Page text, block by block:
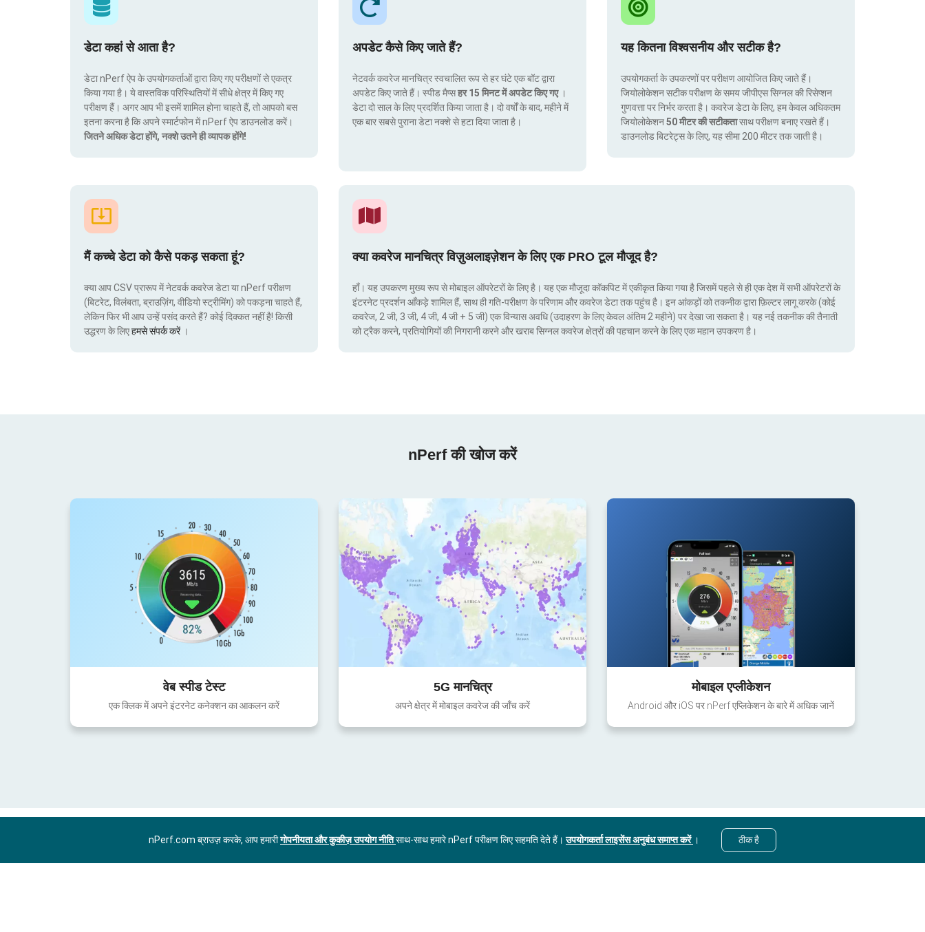
डेटा कहां से आता है?
डेटा nPerf ऐप के उपयोगकर्ताओं द्वारा किए गए परीक्षणों से एकत्र
किया गया है। ये वास्तविक परिस्थितियों में सीधे क्षेत्र में किए गए
परीक्षण हैं। अगर आप भी इसमें शामिल होना चाहते हैं, तो आपको बस
इतना करना है कि अपने स्मार्टफोन में nPerf ऐप डाउनलोड करें।
जितने अधिक डेटा होंगे, नक्शे उतने ही व्यापक होंगे!
अपडेट कैसे किए जाते हैं?
नेटवर्क कवरेज मानचित्र स्वचालित रूप से हर घंटे एक बॉट द्वारा
अपडेट किए जाते हैं। स्पीड मैप्सहर 15 मिनट में अपडेट किए गए ।
डेटा दो साल के लिए प्रदर्शित किया जाता है। दो वर्षों के बाद, महीने में
एक बार सबसे पुराना डेटा नक्शे से हटा दिया जाता है।
यह कितना विश्वसनीय और सटीक है?
उपयोगकर्ता के उपकरणों पर परीक्षण आयोजित किए जाते हैं।
जियोलोकेशन सटीक परीक्षण के समय जीपीएस सिग्नल की रिसेप्शन
गुणवत्ता पर निर्भर करता है। कवरेज डेटा के लिए, हम केवल अधिकतम
जियोलोकेशन50 मीटर की सटीकतासाथ परीक्षण बनाए रखते हैं।
डाउनलोड बिटरेट्स के लिए, यह सीमा 200 मीटर तक जाती है।
मैं कच्चे डेटा को कैसे पकड़ सकता हूं?
क्या आप CSV प्रारूप में नेटवर्क कवरेज डेटा या nPerf परीक्षण
(बिटरेट, विलंबता, ब्राउज़िंग, वीडियो स्ट्रीमिंग) को पकड़ना चाहते हैं,
लेकिन फिर भी आप उन्हें पसंद करते हैं? कोई दिक्कत नहीं है! किसी
उद्धरण के लिएहमसे संपर्क करें ।
क्या कवरेज मानचित्र विज़ुअलाइज़ेशन के लिए एक PRO टूल मौजूद है?
हाँ। यह उपकरण मुख्य रूप से मोबाइल ऑपरेटरों के लिए है। यह एक मौजूदा कॉकपिट में एकीकृत किया गया है जिसमें पहले से ही एक देश में सभी ऑपरेटरों के
इंटरनेट प्रदर्शन आँकड़े शामिल हैं, साथ ही गति-परीक्षण के परिणाम और कवरेज डेटा तक पहुंच है। इन आंकड़ों को तकनीक द्वारा फ़िल्टर लागू करके (कोई
कवरेज, 2 जी, 3 जी, 4 जी, 4 जी + 5 जी) एक विन्यास अवधि (उदाहरण के लिए केवल अंतिम 2 महीने) पर देखा जा सकता है। यह नई तकनीक की तैनाती
को ट्रैक करने, प्रतियोगियों की निगरानी करने और खराब सिग्नल कवरेज क्षेत्रों की पहचान करने के लिए एक महान उपकरण है।
nPerf की खोज करें
वेब स्पीड टेस्ट
एक क्लिक में अपने इंटरनेट कनेक्शन का आकलन करें
5G मानचित्र
अपने क्षेत्र में मोबाइल कवरेज की जाँच करें
मोबाइल एप्लीकेशन
Android और iOS पर nPerf एप्लिकेशन के बारे में अधिक जानें
nPerf.com ब्राउज़ करके, आप हमारीगोपनीयता और कुकीज़ उपयोग नीतिसाथ-साथ हमारे nPerf परीक्षण लिए सहमति देते हैं।उपयोगकर्ता लाइसेंस अनुबंध समाप्त करें । ठीक है